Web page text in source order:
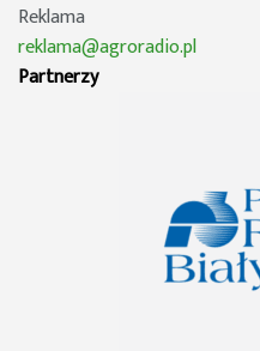
Reklama
reklama@agroradio.pl
Partnerzy